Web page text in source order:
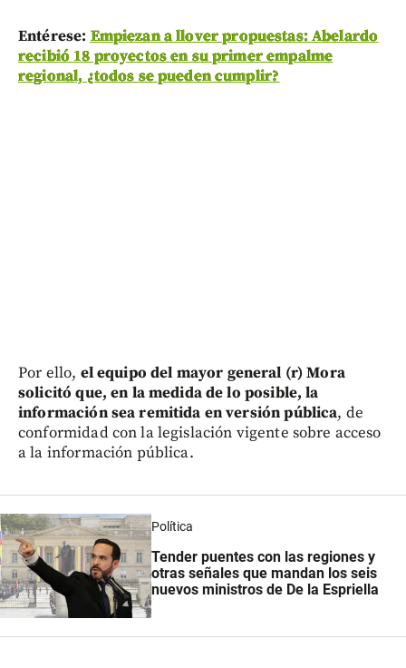
Entérese: Empiezan a llover propuestas: Abelardo
recibió 18 proyectos en su primer empalme
regional, ¿todos se pueden cumplir?
Por ello, el equipo del mayor general (r) Mora
solicitó que, en la medida de lo posible, la
información sea remitida en versión pública, de
conformidad con la legislación vigente sobre acceso
a la información pública.
Política
Tender puentes con las regiones y
otras señales que mandan los seis
nuevos ministros de De la Espriella